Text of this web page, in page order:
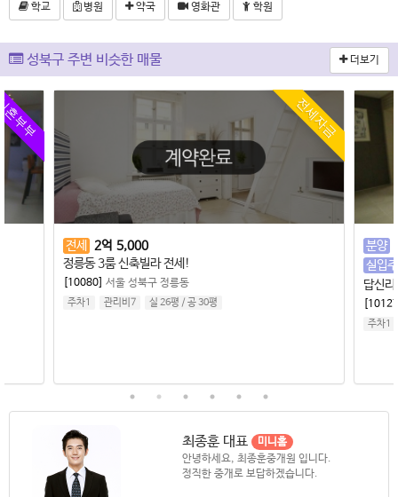
학교 병원 약국 영화관 학원
더보기
성북구 주변 비슷한 매물
부부 전세자금
전세 2억 5,000
정릉동 3룸 신축빌라 전세!
[10080] 서울 성북구 정릉동
주차1 관리비7 실 26평 / 공 30평
분양
실입
답신
주차1
최종훈 대표 미니홈
안녕하세요, 최종훈중개원 입니다.
정직한 중개로 보답하겠습니다.